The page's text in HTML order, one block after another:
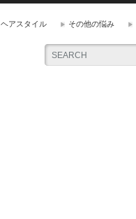
ヘアスタイル その他の悩み